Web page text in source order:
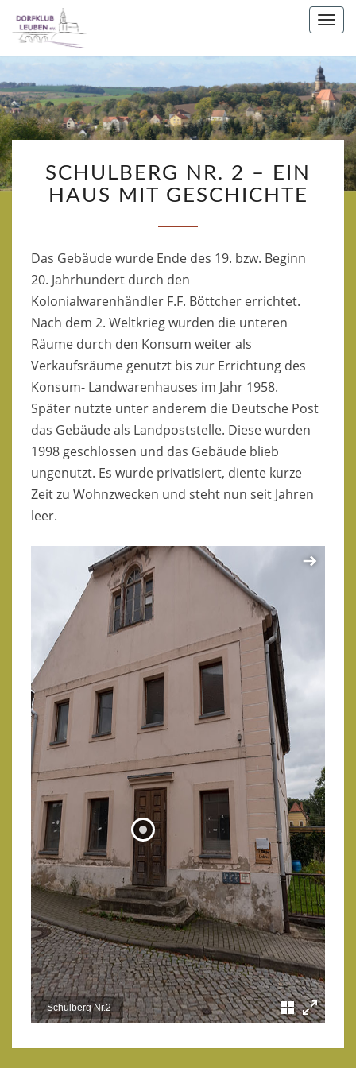
DORFKLUB
LEUBEN
E.V.
NR.
2
–
EIN
MIT
GESCHICHTE
SCHULBERG NR. 2 – EIN
HAUS MIT GESCHICHTE
Das Gebäude wurde Ende des 19. bzw. Beginn
20. Jahrhundert durch den
Kolonialwarenhändler F.F. Böttcher errichtet.
Nach dem 2. Weltkrieg wurden die unteren
Räume durch den Konsum weiter als
Verkaufsräume genutzt bis zur Errichtung des
Konsum- Landwarenhauses im Jahr 1958.
Später nutzte unter anderem die Deutsche Post
das Gebäude als Landpoststelle. Diese wurden
1998 geschlossen und das Gebäude blieb
ungenutzt. Es wurde privatisiert, diente kurze
Zeit zu Wohnzwecken und steht nun seit Jahren
leer.
Das Gebäude wurde Ende des
19. bzw. Beginn 20.
Jahrhundert durch den
Kolonialwarenhändler F.F.
Böttcher errichtet.
weiterlesen...
Schulberg Nr.2